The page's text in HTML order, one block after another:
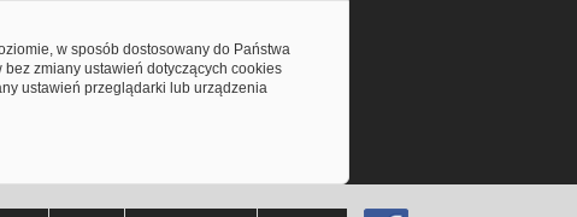
w sposób dostosowany do Państwa
zmiany ustawień dotyczących cookies
ustawień przeglądarki lub urządzenia